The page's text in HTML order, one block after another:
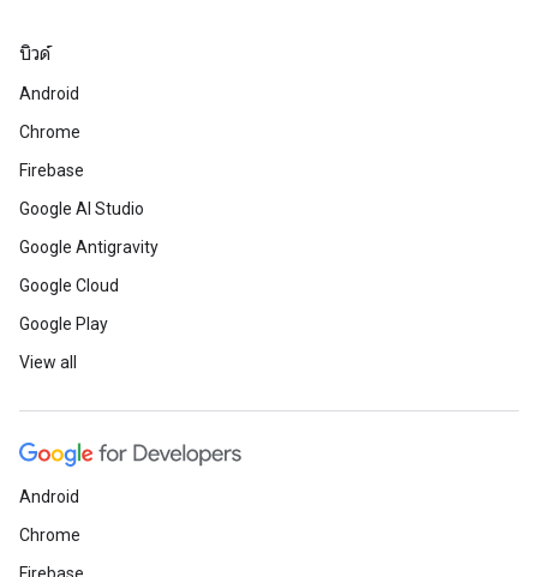
บิวด์
Android
Chrome
Firebase
Google AI Studio
Google Antigravity
Google Cloud
Google Play
View all
Android
Chrome